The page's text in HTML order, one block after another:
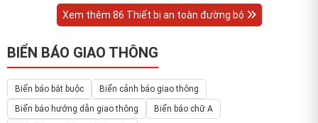
Xem thêm 86 Thiết bị an toàn đường bộ
BIỂN BÁO GIAO THÔNG
Biển báo bắt buộc
Biển cảnh báo giao thông
Biển báo hướng dẫn giao thông
Biển báo chữ A